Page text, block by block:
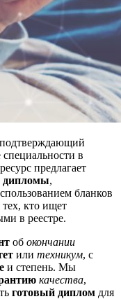
подтверждающий
в
предлагает
дипломы,
бланков
кто ищет
в реестре.
об окончании
или техникум, с
и степень. Мы
качества,
готовый диплом для